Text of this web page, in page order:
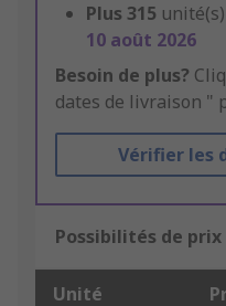
Plus 315
10 août 2026
Besoin de plus?
dates de livraison "
Vérifier les
Possibilités de prix
Unité